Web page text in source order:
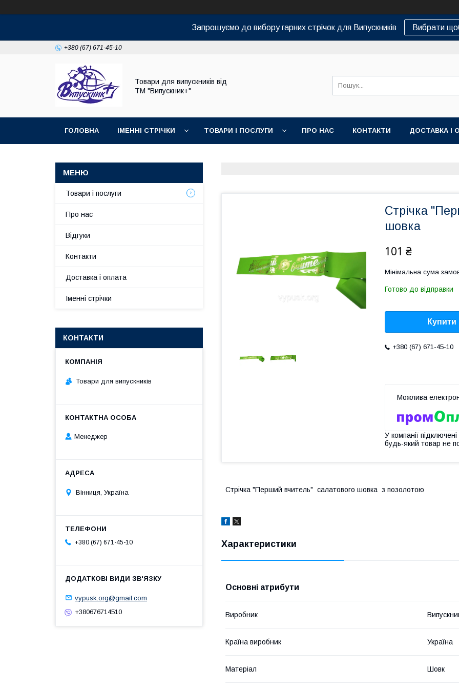
Запрошуємо до вибору гарних стрічок для Випускників Вибрати
+380 (67) 671-45-10
Товари для випускників від
ТМ "Випускник+"
ГОЛОВНА ІМЕННІ СТРІЧКИ ТОВАРИ І ПОСЛУГИ ПРО НАС КОНТАКТИ ДОСТАВКА І
Стрічка
шовка
101 ₴
Мінімальна сума
Готово до відправки
Купити
+380 (67) 671-45-10
У компанії
будь-який товар не
Стрічка "Перший вчитель" салатового шовка з позолотою
Характеристики
Основні атрибути
Виробник
Країна виробник Україна
Матеріал Шовк
Товари і послуги
Про нас
Відгуки
Контакти
Доставка і оплата
Іменні стрічки
КОНТАКТИ
Товари для випускників
Менеджер
Вінниця, Україна
+380 (67) 671-45-10
vypusk.org@gmail.com
+380676714510